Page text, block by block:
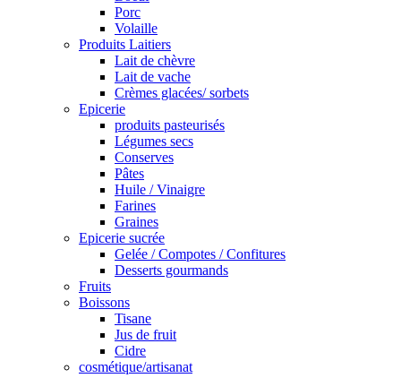
Porc
Volaille
Produits Laitiers
Lait de chèvre
Lait de vache
Crèmes glacées/ sorbets
Epicerie
produits pasteurisés
Légumes secs
Conserves
Pâtes
Huile / Vinaigre
Farines
Graines
Epicerie sucrée
Gelée / Compotes / Confitures
Desserts gourmands
Fruits
Boissons
Tisane
Jus de fruit
Cidre
cosmétique/artisanat